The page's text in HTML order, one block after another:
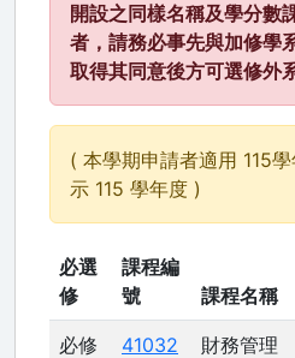
開設之同樣名稱及學分數
者，請務必事先與加修學
取得其同意後方可選修外
( 本學期申請者適用 115
示 115 學年度 )
必選
修
課程編
號
課程名稱
必修 41032 財務管理